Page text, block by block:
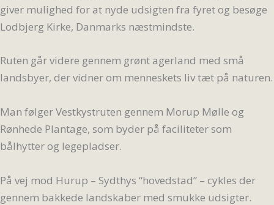
giver mulighed for at nyde udsigten fra fyret og besøge
Lodbjerg Kirke, Danmarks næstmindste.
Ruten går videre gennem grønt agerland med små
landsbyer, der vidner om menneskets liv tæt på naturen.
Man følger Vestkystruten gennem Morup Mølle og
Rønhede Plantage, som byder på faciliteter som
bålhytter og legepladser.
På vej mod Hurup – Sydthys “hovedstad” – cykles der
gennem bakkede landskaber med smukke udsigter.